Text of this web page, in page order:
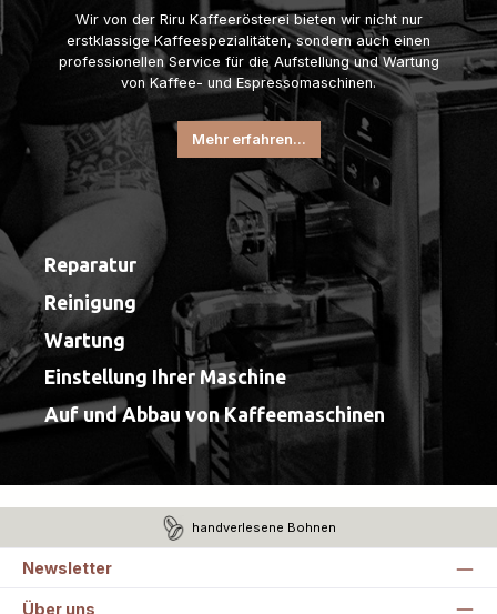
Wir von der Riru Kaffeerösterei bieten wir nicht nur
erstklassige Kaffeespezialitäten, sondern auch einen
professionellen Service für die Aufstellung und Wartung
von Kaffee- und Espressomaschinen.
Mehr erfahren...
Reparatur
Reinigung
Wartung
Einstellung Ihrer Maschine
Auf und Abbau von Kaffeemaschinen
handverlesene Bohnen
Newsletter
Über uns